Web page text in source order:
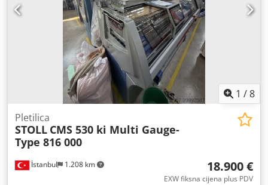
1 /8
İstanbul 1.208 km
Pletilica
STOLL CMS 530 ki Multi Gauge-
Type 816 000
18.900 €
EXW fiksna cijena plus PDV